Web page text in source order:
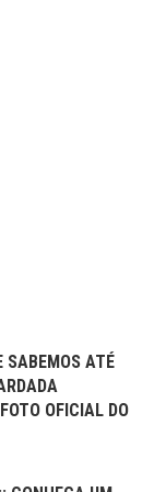
SABEMOS ATÉ
OFICIAL DO